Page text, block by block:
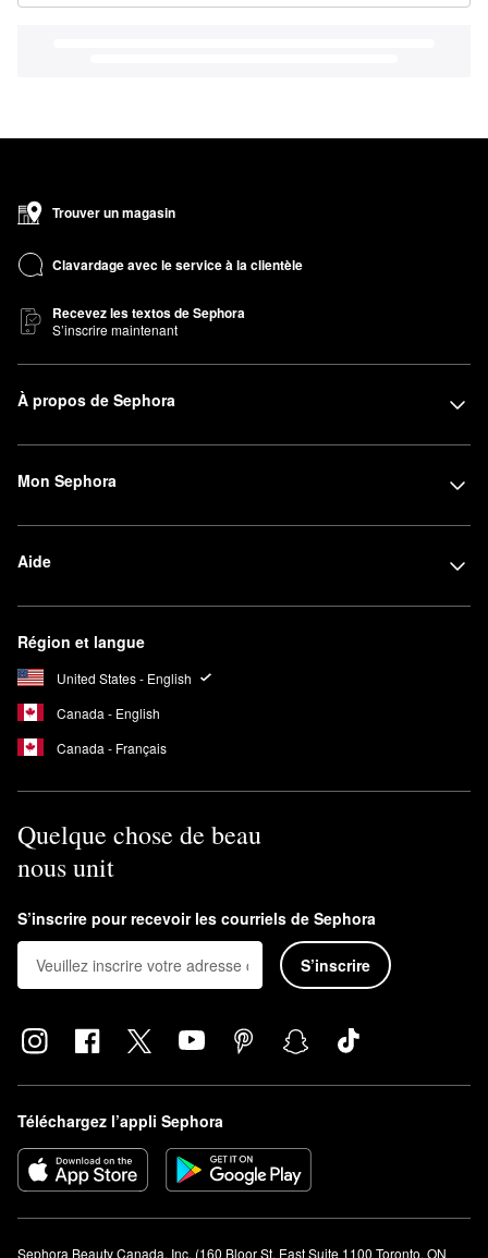
Trouver un magasin
Clavardage avec le service à la clientèle
Recevez les textos de Sephora
S’inscrire maintenant
À propos de Sephora
Mon Sephora
Aide
Région et langue
United States - English
Canada - English
Canada - Français
Quelque chose de beau
nous unit
S’inscrire pour recevoir les courriels de Sephora
S’inscrire
Téléchargez l’appli Sephora
Sephora Beauty Canada, Inc. (160 Bloor St. East Suite 1100 Toronto, ON